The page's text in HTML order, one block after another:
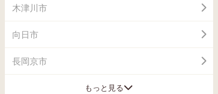
木津川市
向日市
長岡京市
もっと見る